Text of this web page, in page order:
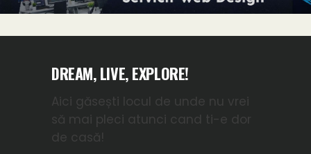
DREAM, LIVE, EXPLORE!
Aici găsești locul de unde nu vrei
să mai pleci atunci cand ti-e dor
de casă!